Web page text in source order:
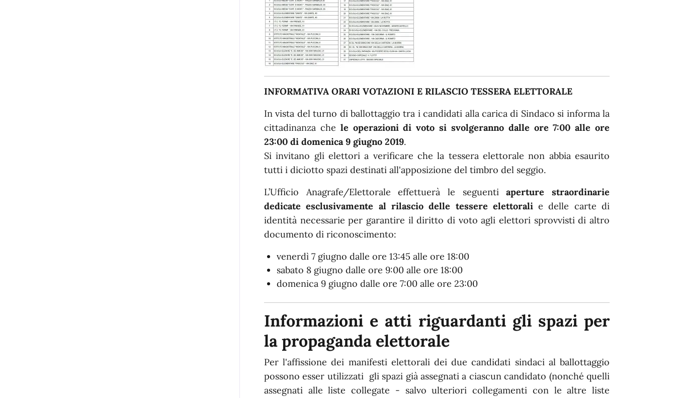
INFORMATIVA ORARI VOTAZIONI E RILASCIO TESSERA ELETTORALE
In vista del turno di ballottaggio tra i candidati alla carica di Sindaco si informa la
cittadinanza che le operazioni di voto si svolgeranno dalle ore 7:00 alle ore
23:00 di domenica 9 giugno 2019.
Si invitano gli elettori a verificare che la tessera elettorale non abbia esaurito
tutti i diciotto spazi destinati all'apposizione del timbro del seggio.
L’Ufficio Anagrafe/Elettorale effettuerà le seguentiaperture straordinarie
dedicate esclusivamente al rilascio delle tessere elettoralie delle carte di
identità necessarie per garantire il diritto di voto agli elettori sprovvisti di altro
documento di riconoscimento:
venerdì 7 giugno dalle ore 13:45 alle ore 18:00
sabato 8 giugno dalle ore 9:00 alle ore 18:00
domenica 9 giugno dalle ore 7:00 alle ore 23:00
Informazioni e atti riguardanti gli spazi per
la propaganda elettorale
Per l'affissione dei manifesti elettorali dei due candidati sindaci al ballottaggio
possono esser utilizzati gli spazi già assegnati a ciascun candidato (nonché quelli
assegnati alle liste collegate - salvo ulteriori collegamenti con le altre liste